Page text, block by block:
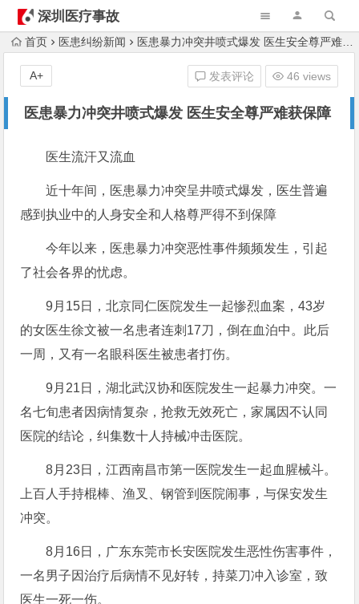
深圳医疗事故
律师
首页 医患纠纷新闻 医患暴力冲突井喷式爆发 医生安全尊严难获保障
医患暴力冲突井喷式爆发 医生安全尊严难获保障
发表评论 46 views
A+
医生流汗又流血
近十年间，医患暴力冲突呈井喷式爆发，医生普遍
感到执业中的人身安全和人格尊严得不到保障
今年以来，医患暴力冲突恶性事件频频发生，引起
了社会各界的忧虑。
9月15日，北京同仁医院发生一起惨烈血案，43岁
的女医生徐文被一名患者连刺17刀，倒在血泊中。此后
一周，又有一名眼科医生被患者打伤。
9月21日，湖北武汉协和医院发生一起暴力冲突。一
名七旬患者因病情复杂，抢救无效死亡，家属因不认同
医院的结论，纠集数十人持械冲击医院。
8月23日，江西南昌市第一医院发生一起血腥械斗。
上百人手持棍棒、渔叉、钢管到医院闹事，与保安发生
冲突。
8月16日，广东东莞市长安医院发生恶性伤害事件，
一名男子因治疗后病情不见好转，持菜刀冲入诊室，致
医生一死一伤。